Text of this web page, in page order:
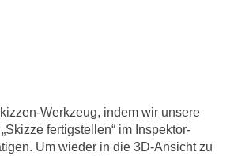
Werkzeug, indem wir unsere
fertigstellen“ im Inspektor-
Um wieder in die 3D-Ansicht zu